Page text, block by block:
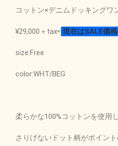
コットン×デニムドッキングワ
¥29,000＋tax⇨ 現在はSALE価格
size:Free
color:WHT/BEG
柔らかな100%コットンを使用
さりげないドット柄がポイント